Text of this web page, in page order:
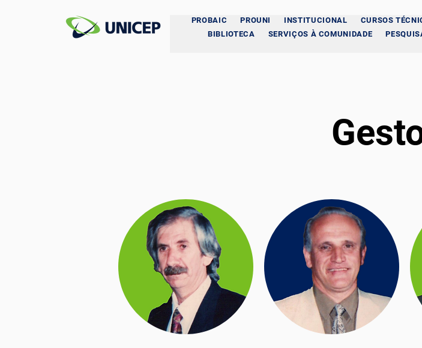
PROBAIC PROUNI INSTITUCIONAL CURSOS
BIBLIOTECA
SERVIÇOS À COMUNIDADE